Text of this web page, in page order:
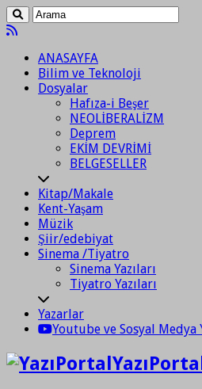
ANASAYFA
Bilim ve Teknoloji
Dosyalar
Hafıza-i Beşer
NEOLİBERALİZM
Deprem
EKİM DEVRİMİ
BELGESELLER
Kitap/Makale
Kent-Yaşam
Müzik
Şiir/edebiyat
Sinema /Tiyatro
Sinema Yazıları
Tiyatro Yazıları
Yazarlar
Youtube ve Sosyal Medya